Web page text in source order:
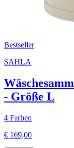
Bestseller
SAHLA
- Größe L
4 Farben
€ 169,00